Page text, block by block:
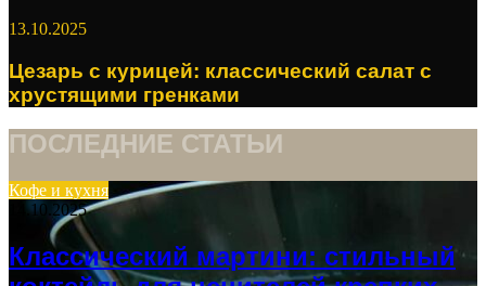
13.10.2025
Цезарь с курицей: классический салат с
хрустящими гренками
ПОСЛЕДНИЕ СТАТЬИ
Кофе и кухня
14.10.2025
Классический мартини: стильный